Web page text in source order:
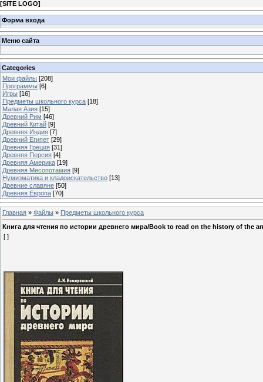
[SITE LOGO]
Форма входа
Меню сайта
Categories
Мои файлы [208]
Программы [6]
Игры [16]
Предметы школьного курса [18]
Малая Азия [15]
Древний Рим [46]
Древний Китай [9]
Древняя Индия [7]
Древний Египет [29]
Древняя Греция [31]
Древняя Персия [4]
Древняя Америка [19]
Древняя Месопотамия [9]
Нумизматика и кладоискательство [13]
Древние славяне [50]
Древняя Европа [70]
Главная » Файлы » Предметы школьного курса
Книга для чтения по истории древнего мира/Book to read on the history of the
[ ]